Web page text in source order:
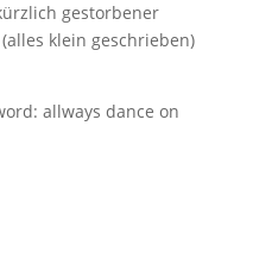
gestorbener
klein geschrieben)
allways dance on